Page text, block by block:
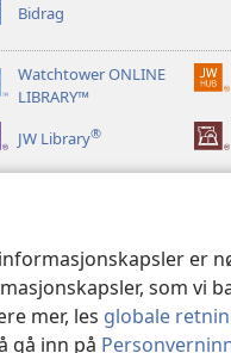
er
som vi
mer, les globale
gå inn på
Bidrag
Watchtower ONLINE
LIBRARY™
vindu)
JW Library®